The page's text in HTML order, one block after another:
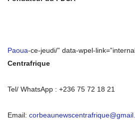
Paoua-ce-jeudi/” data-wpel-
Centrafrique
Tel/ WhatsApp : +236 75 72 18 21
Email: